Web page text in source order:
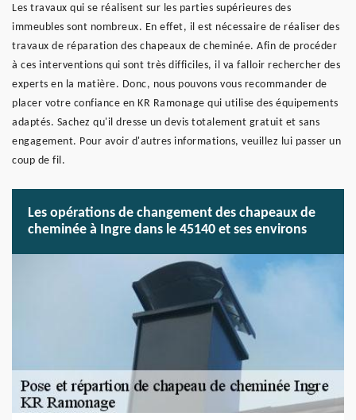
Les travaux qui se réalisent sur les parties supérieures des
immeubles sont nombreux. En effet, il est nécessaire de réaliser des
travaux de réparation des chapeaux de cheminée. Afin de procéder
à ces interventions qui sont très difficiles, il va falloir rechercher des
experts en la matière. Donc, nous pouvons vous recommander de
placer votre confiance en KR Ramonage qui utilise des équipements
adaptés. Sachez qu'il dresse un devis totalement gratuit et sans
engagement. Pour avoir d'autres informations, veuillez lui passer un
coup de fil.
Les opérations de changement des chapeaux de
cheminée à Ingre dans le 45140 et ses environs